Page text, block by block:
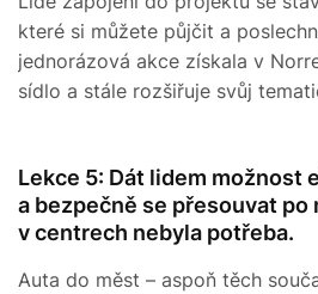
které si můžete půjčit a
jednorázová akce získala v
sídlo a stále rozšiřuje svůj
Lekce 5: Dát lidem možnost
a bezpečně se přesouvat po
v centrech nebyla potřeba.
Auta do měst – aspoň těch